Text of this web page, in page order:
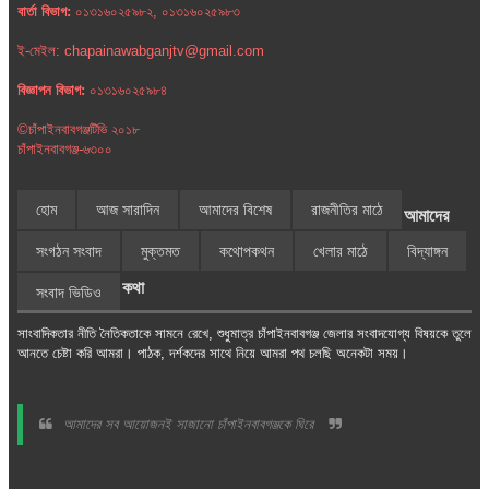
বার্তা বিভাগ: ০১৩১৬০২৫৯৮২, ০১৩১৬০২৫৯৮৩
ই-মেইল: chapainawabganjtv@gmail.com
বিজ্ঞাপন বিভাগ: ০১৩১৬০২৫৯৮৪
©চাঁপাইনবাবগঞ্জটিভি ২০১৮
চাঁপাইনবাবগঞ্জ-৬৩০০
হোম আজ সারাদিন আমাদের বিশেষ রাজনীতির মাঠে
সংগঠন সংবাদ মুক্তমত কথোপকথন খেলার মাঠে বিদ্যাঙ্গন
সংবাদ ভিডিও
আমাদের
কথা
সাংবাদিকতার নীতি নৈতিকতাকে সামনে রেখে, শুধুমাত্র চাঁপাইনবাবগঞ্জ জেলার সংবাদযোগ্য বিষয়কে তুলে
আনতে চেষ্টা করি আমরা। পাঠক, দর্শকদের সাথে নিয়ে আমরা পথ চলছি অনেকটা সময়।
আমাদের সব আয়োজনই সাজানো চাঁপাইনবাবগঞ্জকে ঘিরে